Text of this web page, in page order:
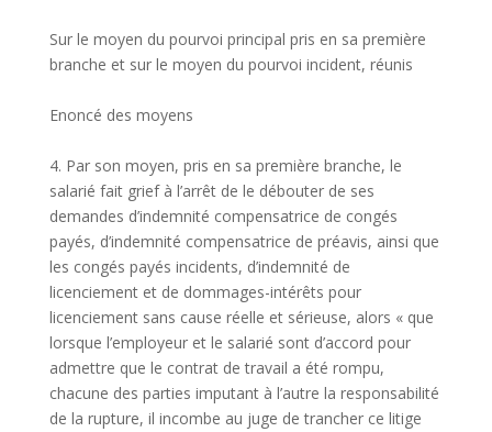
Sur le moyen du pourvoi principal pris en sa première
branche et sur le moyen du pourvoi incident, réunis
Enoncé des moyens
4. Par son moyen, pris en sa première branche, le
salarié fait grief à l’arrêt de le débouter de ses
demandes d’indemnité compensatrice de congés
payés, d’indemnité compensatrice de préavis, ainsi que
les congés payés incidents, d’indemnité de
licenciement et de dommages-intérêts pour
licenciement sans cause réelle et sérieuse, alors « que
lorsque l’employeur et le salarié sont d’accord pour
admettre que le contrat de travail a été rompu,
chacune des parties imputant à l’autre la responsabilité
de la rupture, il incombe au juge de trancher ce litige